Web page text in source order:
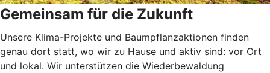
Gemeinsam für die Zukunft
Unsere Klima-Projekte und Baumpflanzaktionen finden
genau dort statt, wo wir zu Hause und aktiv sind: vor Ort
und lokal. Wir unterstützen die Wiederbewaldung